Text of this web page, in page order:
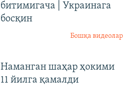
битимигача | Украинага
босқин
Бошқа видеолар
Наманган шаҳар ҳокими
11 йилга қамалди